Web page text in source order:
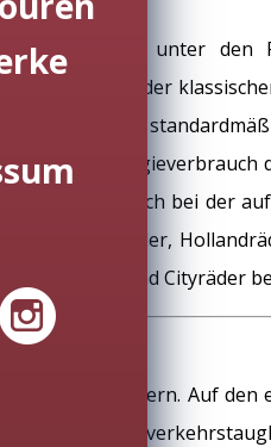
der Allrounder unter
und mit der
Cityräder haben
bei wenig
so dass sich bei der
Cruiser, Falträder,
Allrounder sind Cityräder
den Tourenrädern. Auf
volle